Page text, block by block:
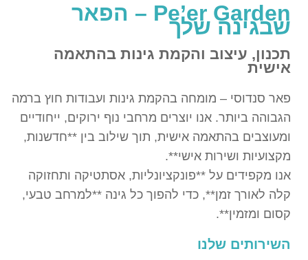
Pe’er Garden – הפאר
שבגינה שלך
תכנון, עיצוב והקמת גינות בהתאמה
אישית
פאר סנדוסי – מומחה בהקמת גינות ועבודות חוץ ברמה
הגבוהה ביותר. אנו יוצרים מרחבי נוף ירוקים, ייחודיים
ומעוצבים בהתאמה אישית, תוך שילוב בין **חדשנות,
מקצועיות ושירות אישי**.
אנו מקפידים על **פונקציונליות, אסתטיקה ותחזוקה
קלה לאורך זמן**, כדי להפוך כל גינה **למרחב טבעי,
קסום ומזמין**.
השירותים שלנו